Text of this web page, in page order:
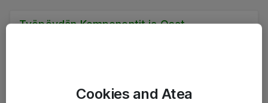
Työpöydän Komponentit ja Osat
Hinnat eivät sisällä arvonlisäveroa
Cookies and Atea